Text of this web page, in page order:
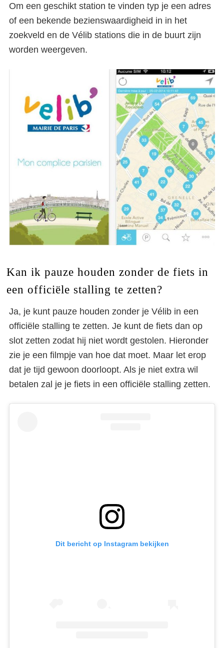
Om een geschikt station te vinden typ je een adres
of een bekende bezienswaardigheid in in het
zoekveld en de Vélib stations die in de buurt zijn
worden weergeven.
Kan ik pauze houden zonder de fiets in
een officiële stalling te zetten?
Ja, je kunt pauze houden zonder je Vélib in een
officiële stalling te zetten. Je kunt de fiets dan op
slot zetten zodat hij niet wordt gestolen. Hieronder
zie je een filmpje van hoe dat moet. Maar let erop
dat je tijd gewoon doorloopt. Als je niet extra wil
betalen zal je je fiets in een officiële stalling zetten.
Dit bericht op Instagram bekijken